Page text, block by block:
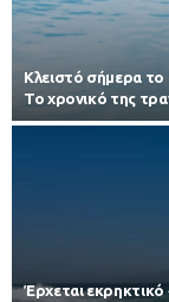
Κλειστό σήμερα
Το χρονικό της
Έρχεται εκρηκτικό